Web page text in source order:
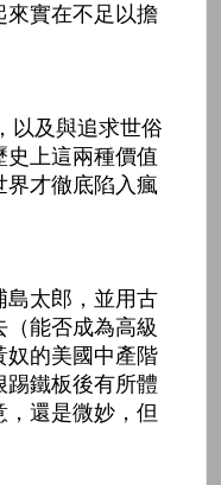
來實在不足以擔
以及與追求世俗
史上這兩種價值
界才徹底陷入瘋
島太郎，並用古
能否成為高級
奴的美國中產階
踢鐵板後有所體
還是微妙，但